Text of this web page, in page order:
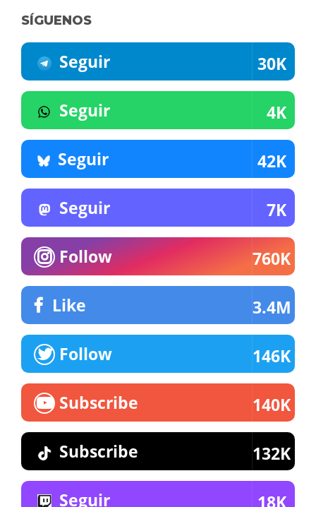
SÍGUENOS
Seguir 30K
Seguir 4K
Seguir 42K
Seguir 7K
Follow 760K
Like 3.4M
Follow 146K
Subscribe 140K
Subscribe 132K
Seguir 18K